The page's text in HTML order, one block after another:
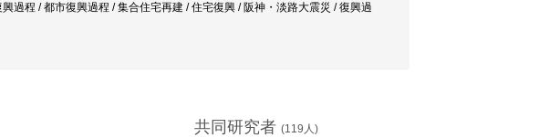
程 / 都市復興過程 / 集合住宅再建 / 住宅復興 / 阪神・淡路大震災 / 復興過
共同研究者 (119 人)